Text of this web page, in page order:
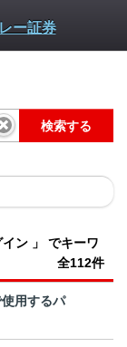
検索する
ン 」 でキーワ
全112件
用するパ